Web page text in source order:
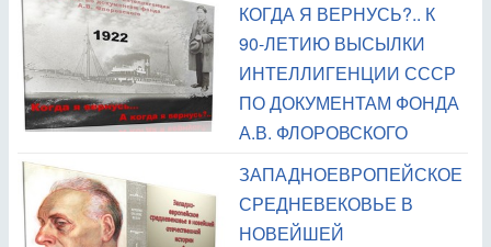
КОГДА Я ВЕРНУСЬ?.. К
90-ЛЕТИЮ ВЫСЫЛКИ
ИНТЕЛЛИГЕНЦИИ СССР
ПО ДОКУМЕНТАМ ФОНДА
А.В. ФЛОРОВСКОГО
ЗАПАДНОЕВРОПЕЙСКОЕ
СРЕДНЕВЕКОВЬЕ В
НОВЕЙШЕЙ